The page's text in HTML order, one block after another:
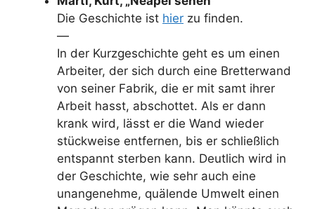
Die Geschichte ist hier zu finden.
—
In der Kurzgeschichte geht es um einen
Arbeiter, der sich durch eine Bretterwand
von seiner Fabrik, die er mit samt ihrer
Arbeit hasst, abschottet. Als er dann
krank wird, lässt er die Wand wieder
stückweise entfernen, bis er schließlich
entspannt sterben kann. Deutlich wird in
der Geschichte, wie sehr auch eine
unangenehme, quälende Umwelt einen